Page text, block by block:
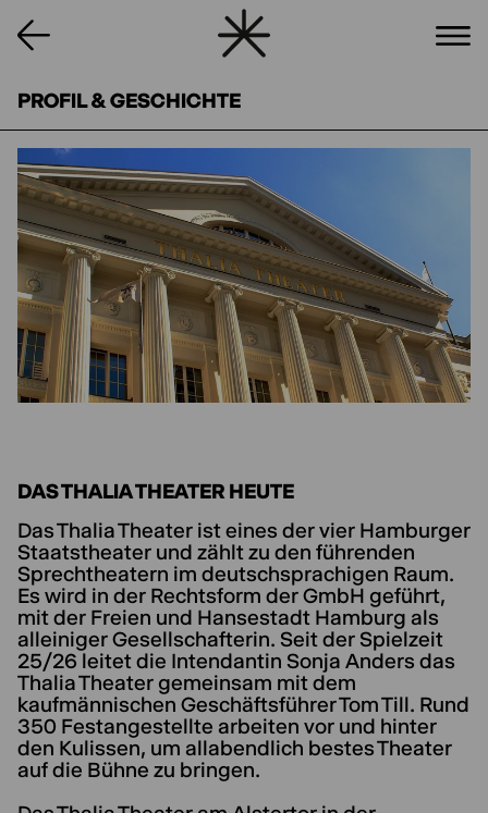
PROFIL & GESCHICHTE
DAS THALIA THEATER HEUTE
Das Thalia Theater ist eines der vier Hamburger
Staatstheater und zählt zu den führenden
Sprechtheatern im deutschsprachigen Raum.
Es wird in der Rechtsform der GmbH geführt,
mit der Freien und Hansestadt Hamburg als
alleiniger Gesellschafterin. Seit der Spielzeit
25/26 leitet die Intendantin Sonja Anders das
Thalia Theater gemeinsam mit dem
kaufmännischen Geschäftsführer Tom Till. Rund
350 Festangestellte arbeiten vor und hinter
den Kulissen, um allabendlich bestes Theater
auf die Bühne zu bringen.